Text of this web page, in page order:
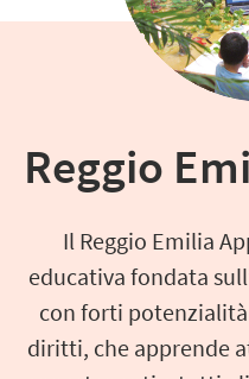
Reggio
Il Reggio Emilia
educativa fondata
con forti
diritti, che apprende